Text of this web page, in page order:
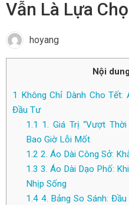
Vẫn Là Lựa
hoyang
Nội
1 Không Chỉ Dành Cho
Đầu Tư
1.1 1. Giá Trị “Vượt
Bao Giờ Lỗi Mốt
1.2 2. Áo Dài Công Sở:
1.3 3. Áo Dài Dạo Phố:
Nhịp Sống
1.44. Bảng So Sánh: